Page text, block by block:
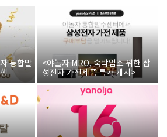
통합발
<야놀자 MRO, 숙박업소 위한 삼
성전자 가전제품 특가 개시>